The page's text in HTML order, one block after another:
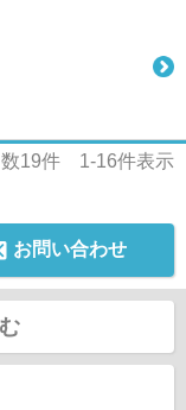
19件 1-16件表示
お問い合わせ